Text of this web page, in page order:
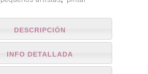
DESCRIPCIÓN
INFO DETALLADA